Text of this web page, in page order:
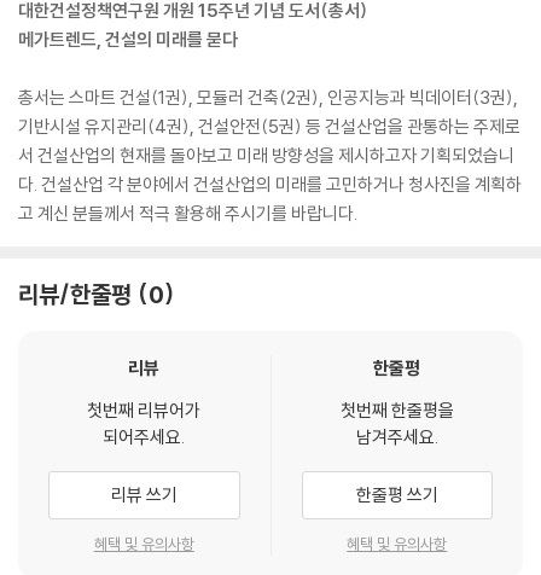
대한건설정책연구원 개원 15주년 기념 도서(총서)
메가트렌드, 건설의 미래를 묻다
총서는 스마트 건설(1권), 모듈러 건축(2권), 인공지능과 빅데이터(3권),
기반시설 유지관리(4권), 건설안전(5권) 등 건설산업을 관통하는 주제로
서 건설산업의 현재를 돌아보고 미래 방향성을 제시하고자 기획되었습니
다. 건설산업 각 분야에서 건설산업의 미래를 고민하거나 청사진을 계획하
고 계신 분들께서 적극 활용해 주시기를 바랍니다.
리뷰/한줄평 0
리뷰
첫번째 리뷰어가
되어주세요.
리뷰 쓰기
혜택 및 유의사항
한줄평
첫번째 한줄평을
남겨주세요.
한줄평 쓰기
혜택 및 유의사항